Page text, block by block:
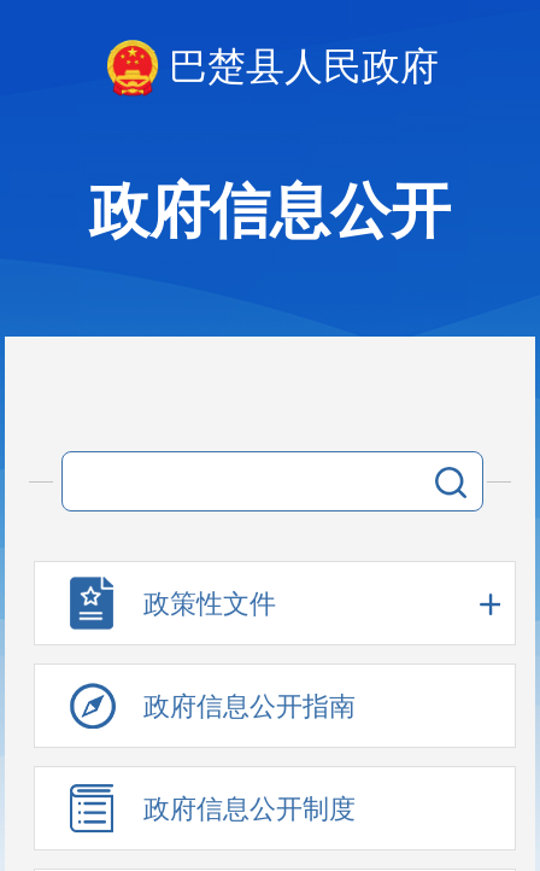
巴楚县人民政府
政府信息公开
政策性文件
政府信息公开指南
政府信息公开制度